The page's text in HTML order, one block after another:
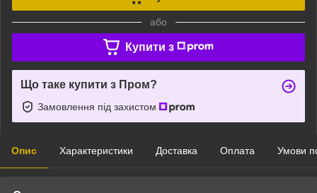
або
Купити з
Що таке купити з Пром?
Замовлення під захистом
Опис Характеристики Доставка Оплата Умови